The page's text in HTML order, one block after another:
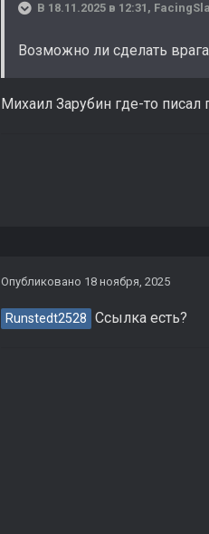
В 18.11.2025 в 12:31,
Возможно ли сделать
Михаил Зарубин где-то
Опубликовано 18 ноября, 2025
Runstedt2528 Ссылка есть?